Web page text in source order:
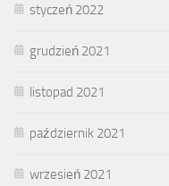
styczeń 2022
grudzień 2021
listopad 2021
październik 2021
wrzesień 2021